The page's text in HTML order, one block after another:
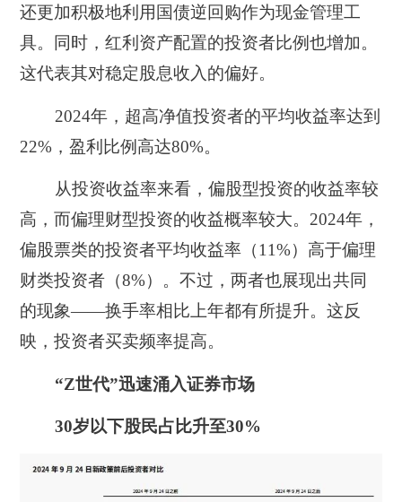
还更加积极地利用国债逆回购作为现金管理工
具。同时，红利资产配置的投资者比例也增加。
这代表其对稳定股息收入的偏好。
2024年，超高净值投资者的平均收益率达到
22%，盈利比例高达80%。
从投资收益率来看，偏股型投资的收益率较
高，而偏理财型投资的收益概率较大。 2024年，
偏股票类的投资者平均收益率 （11%）高于偏理
财类投资者 （8%） 。不过，两者也展现出共同
的现象——换手率相比上年都有所提升。这反
映，投资者买卖频率提高。
“Z世代”迅速涌入证券市场
30岁以下股民占比升至30%